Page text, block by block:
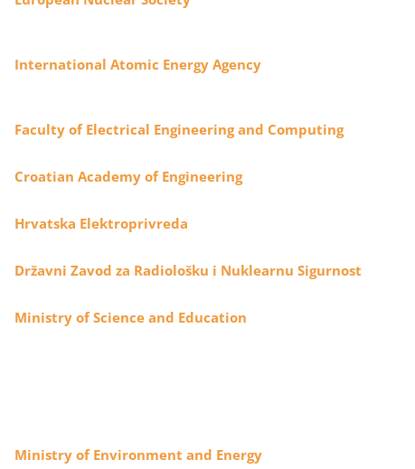
International Atomic Energy Agency
Faculty of Electrical Engineering and Computing
Croatian Academy of Engineering
Hrvatska Elektroprivreda
Državni Zavod za Radiološku i Nuklearnu Sigurnost
Ministry of Science and Education
Ministry of Environment and Energy